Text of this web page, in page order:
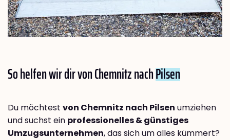
So helfen wir dir von Chemnitz nachPilsen
Du möchtest von Chemnitz nach Pilsen umziehen
und suchst ein professionelles & günstiges
Umzugsunternehmen, das sich um alles kümmert?